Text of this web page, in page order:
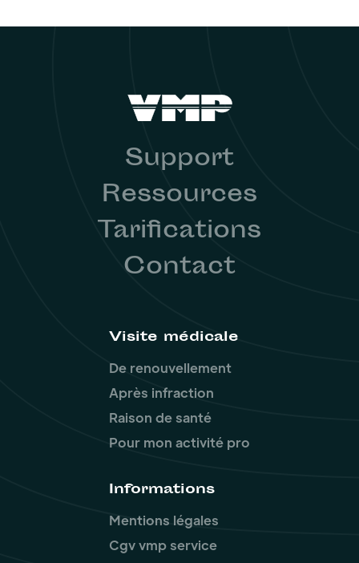
Support
Ressources
Tarifications
Contact
Visite médicale
De renouvellement
Après infraction
Raison de santé
Pour mon activité pro
Informations
Mentions légales
Cgv vmp service